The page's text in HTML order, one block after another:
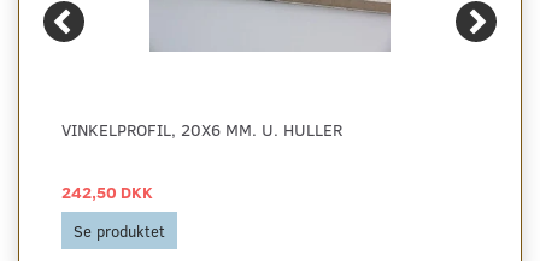
VINKELPROFIL, 20X6 MM. U. HULLER
242,50 DKK
Se produktet